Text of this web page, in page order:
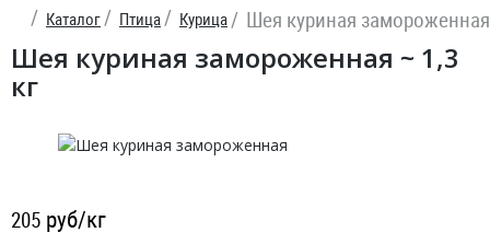
Каталог Птица Курица Шея куриная замороженная
Шея куриная замороженная ~ 1,3
кг
205 руб/кг